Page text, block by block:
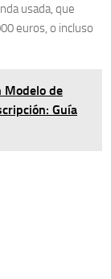
usada, que
euros, o incluso
Modelo de
Guía